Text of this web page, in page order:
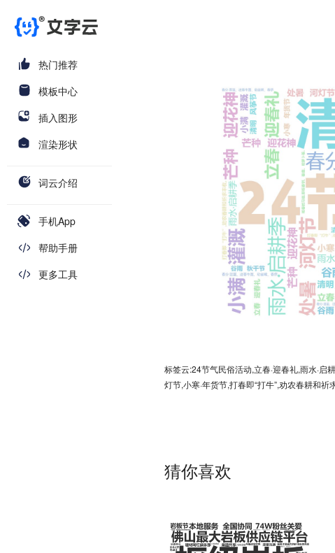
热门推荐
模板中心
插入图形
渲染形状
词云介绍
手机App
帮助手册
更多工具
标签云:24节气民俗活动,立春·迎春礼,雨水·启
灯节,小寒·年货节,打春即“打牛”,劝农春耕和祈
猜你喜欢